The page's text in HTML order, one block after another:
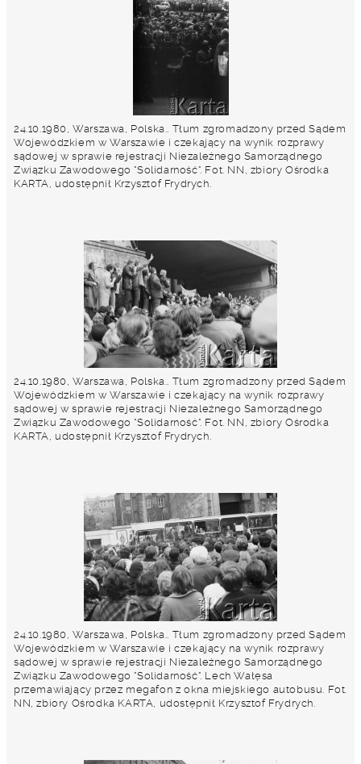
24.10.1980, Warszawa, Polska.. Tłum zgromadzony przed Sądem
Wojewódzkiem w Warszawie i czekający na wynik rozprawy
sądowej w sprawie rejestracji Niezależnego Samorządnego
Związku Zawodowego "Solidarność". Fot. NN, zbiory Ośrodka
KARTA, udostępnił Krzysztof Frydrych.
24.10.1980, Warszawa, Polska.. Tłum zgromadzony przed Sądem
Wojewódzkiem w Warszawie i czekający na wynik rozprawy
sądowej w sprawie rejestracji Niezależnego Samorządnego
Związku Zawodowego "Solidarność". Fot. NN, zbiory Ośrodka
KARTA, udostępnił Krzysztof Frydrych.
24.10.1980, Warszawa, Polska.. Tłum zgromadzony przed Sądem
Wojewódzkiem w Warszawie i czekający na wynik rozprawy
sądowej w sprawie rejestracji Niezależnego Samorządnego
Związku Zawodowego "Solidarność". Lech Wałęsa
przemawiający przez megafon z okna miejskiego autobusu. Fot.
NN, zbiory Ośrodka KARTA, udostępnił Krzysztof Frydrych.